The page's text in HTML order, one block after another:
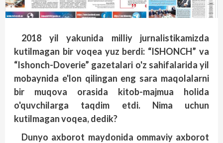
2018 yil yakunida milliy jurnalistikamizda
kutilmagan bir voqea yuz berdi: “ISHONCH” va
“Ishonch-Doverie” gazetalari o'z sahifalarida yil
mobaynida e'lon qilingan eng sara maqolalarni
bir muqova orasida kitob-majmua holida
o'quvchilarga taqdim etdi. Nima uchun
kutilmagan voqea, dedik?
Dunyo axborot maydonida ommaviy axborot